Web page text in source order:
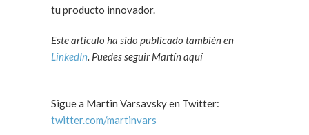
tu producto innovador.
Este artículo ha sido publicado también en
LinkedIn. Puedes seguir Martín aquí
Sigue a Martin Varsavsky en Twitter:
twitter.com/martinvars